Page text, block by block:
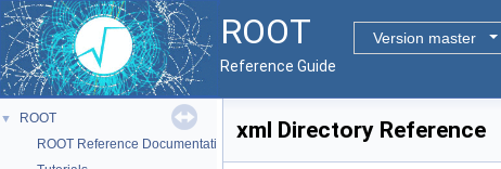
ROOT
Version master
Reference Guide
▼
ROOT
ROOT Reference Documentation
xml Directory Reference